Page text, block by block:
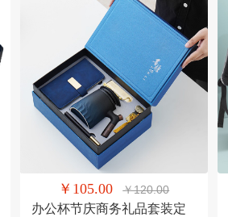
￥105.00 ￥120.00
办公杯节庆商务礼品套装定